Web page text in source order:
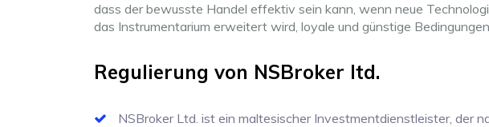
dass der bewusste Handel effektiv sein kann, wenn neue
das Instrumentarium erweitert wird, loyale und günstige
Regulierung von NSBroker ltd.
NSBroker Ltd. ist ein maltesischer Investmentdienstleister, der